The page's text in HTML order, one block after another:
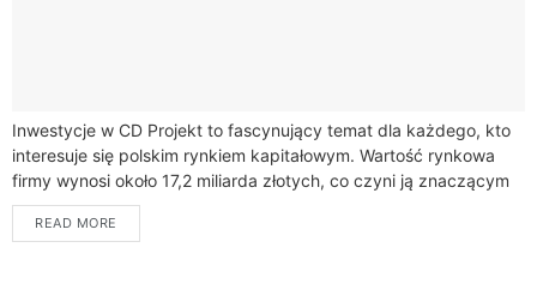
Inwestycje w CD Projekt to fascynujący temat dla każdego, kto
interesuje się polskim rynkiem kapitałowym. Wartość rynkowa
firmy wynosi około 17,2 miliarda złotych, co czyni ją znaczącym
graczem w indeksie...
READ MORE